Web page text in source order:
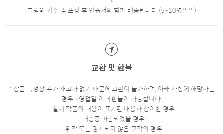
그림의 검수 및 포장 후 인증서와 함께 배송됩니다.(5~10영업일)
교환 및 환불
* 상품 특성상 추가 재고가 없기 때문에 교환이 불가하며, 아래 사항에 해당하는
경우 7영업일 이내 환불이 가능합니다.
- 실제 작품의 내용이 표기된 내용과 상이한 경우
- 배송중 파손되었을 경우
- 위작 또는 명시되지 않은 모작의 경우